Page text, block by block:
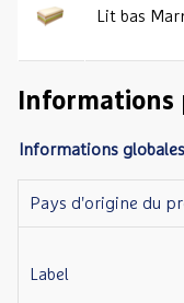
Lit bas
Informations globales
Pays d'origine du
Label